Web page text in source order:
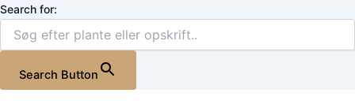
Search for:
Search Button
Gå
indholdet